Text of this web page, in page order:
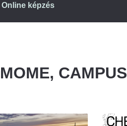
Online képzés
MOME, CAMPUS